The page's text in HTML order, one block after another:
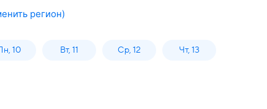
регион)
10 Вт, 11 Ср, 12 Чт, 13